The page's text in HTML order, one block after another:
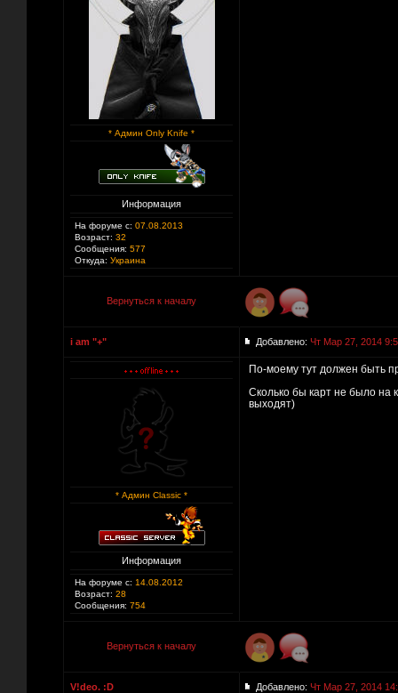
* Админ Only Knife *
Информация
На форуме с: 07.08.2013
Возраст: 32
Сообщения: 577
Откуда: Украина
Вернуться к началу
i am "+" Добавлено: Чт Мар 27, 2014
* Админ Classic *
Информация
На форуме с: 14.08.2012
Возраст: 28
Сообщения: 754
По-моему тут должен быть
Сколько бы карт не было на
выходят)
Вернуться к началу
V!deo. :D Добавлено: Чт Мар 27, 2014